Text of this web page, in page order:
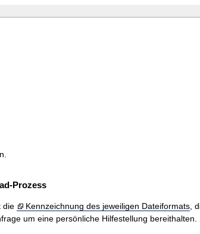
Prozess
die Kennzeichnung des jeweiligen Dateiformats ,
um eine persönliche Hilfestellung bereithalten.